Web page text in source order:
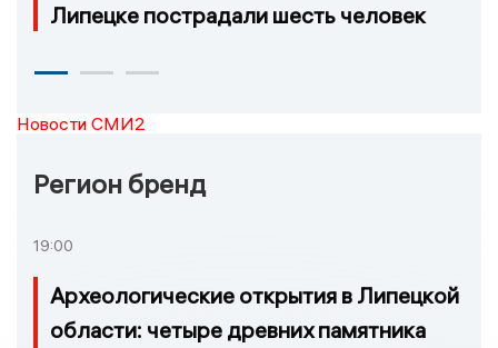
Липецке пострадали шесть человек
Новости СМИ2
Регион бренд
19:00
Археологические открытия в Липецкой
области: четыре древних памятника